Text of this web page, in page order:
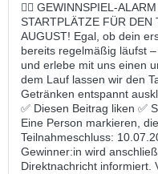
🏃‍♀️ GEWINNSPIEL-
STARTPLÄTZE FÜR DEN
AUGUST! Egal, ob dein
bereits regelmäßig läufst
und erlebe mit uns einen
dem Lauf lassen wir den
Getränken entspannt
✅ Diesen Beitrag liken ✅
Eine Person markieren,
Teilnahmeschluss:
Gewinner:in wird
Direktnachricht informiert.